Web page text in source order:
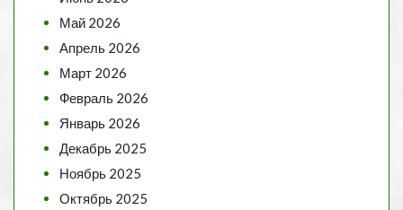
Май 2026
Апрель 2026
Март 2026
Февраль 2026
Январь 2026
Декабрь 2025
Ноябрь 2025
Октябрь 2025